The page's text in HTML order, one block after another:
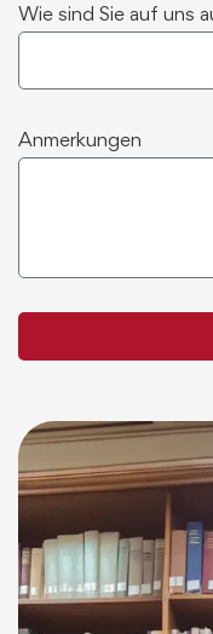
Wie sind Sie auf uns
Anmerkungen